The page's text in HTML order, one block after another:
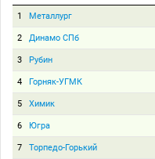
1 Металлург
2 Динамо СПб
3 Рубин
4 Горняк-УГМК
5 Химик
6 Югра
7 Торпедо-Горький